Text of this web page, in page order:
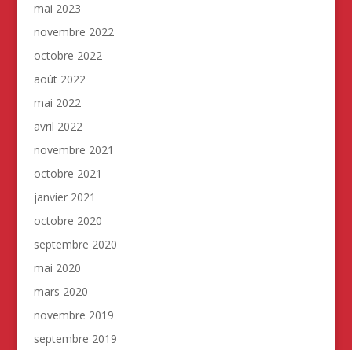
mai 2023
novembre 2022
octobre 2022
août 2022
mai 2022
avril 2022
novembre 2021
octobre 2021
janvier 2021
octobre 2020
septembre 2020
mai 2020
mars 2020
novembre 2019
septembre 2019